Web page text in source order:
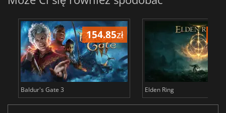
154.85zł
Baldur's Gate 3 Elden Ring